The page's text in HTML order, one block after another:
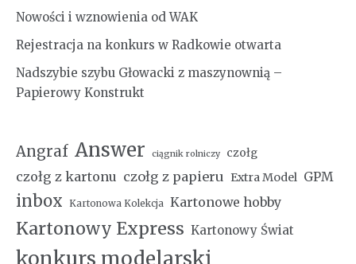
Nowości i wznowienia od WAK
Rejestracja na konkurs w Radkowie otwarta
Nadszybie szybu Głowacki z maszynownią –
Papierowy Konstrukt
Angraf Answer ciągnik rolniczy czołg
czołg z kartonu czołg z papieru Extra Model GPM
inbox Kartonowa Kolekcja Kartonowe hobby
Kartonowy Express Kartonowy Świat
konkurs modelarski